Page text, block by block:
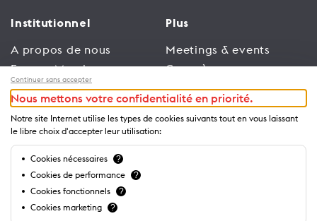
Institutionnel
A propos de nous
Espace Membres
Emploi
Conditions générales
d’utilisation
Politique de
confidentialité
Plus
Meetings & events
Congrès
Trade
Espace Médias
Annonceurs
Brochures et guides
Continuer sans accepter
Nous mettons votre confidentialité en priorité.
Notre site Internet utilise les types de cookies suivants tout en vous laissant
le libre choix d'accepter leur utilisation:
Cookies nécessaires ?
Cookies de performance ?
Cookies fonctionnels ?
Cookies marketing ?